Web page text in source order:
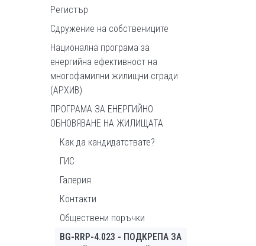
Регистър
Сдружение на собствениците
Национална програма за
енергийна ефективност на
многофамилни жилищни сгради
(АРХИВ)
ПРОГРАМА ЗА ЕНЕРГИЙНО
ОБНОВЯВАНЕ НА ЖИЛИЩАТА
Как да кандидатствате?
ГИС
Галерия
Контакти
Обществени поръчки
BG-RRP-4.023 - ПОДКРЕПА ЗА